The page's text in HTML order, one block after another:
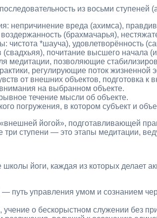
из восьми ступеней
непричинение вреда (ахимса),
(брахмачарья),
*шауча), удовлетворённость
(свадхьяя), почитание высшего начала
медитации, позволяющие
регулирующие поток жизненной
от внешних объектов, подготовка к
на выбранном объекте.
течение мысли об объекте.
погружения, в котором субъект и
йогой», подготавливающей
три ступени — это этапы медитации,
йоги, каждая из которых делает
— путь управления умом и сознанием
о бескорыстном служении без